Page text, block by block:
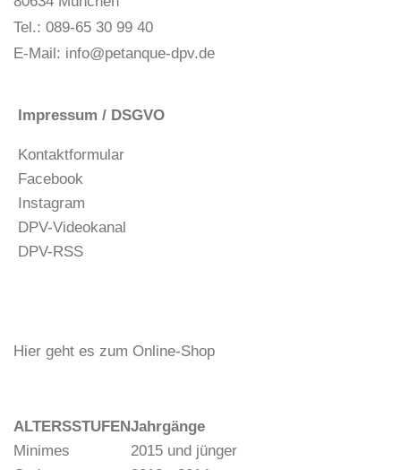
Tel.: 089-65 30 99 40
E-Mail: info@petanque-dpv.de
Impressum / DSGVO
Kontaktformular
Facebook
Instagram
DPV-Videokanal
DPV-RSS
Hier geht es zum Online-Shop
ALTERSSTUFENJahrgänge
Minimes
2015 und jünger